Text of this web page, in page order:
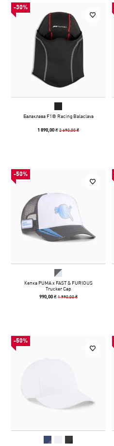
-30%
Балаклава F1® Racing Balaclava
1 890,00 ₴2 690,00 ₴
-50%
Кепка PUMA x FAST & FURIOUS
Trucker Cap
990,00 ₴ 1 990,00 ₴
-50%